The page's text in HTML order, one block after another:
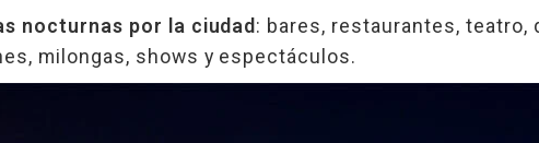
nocturnas por la ciudad : bares, restaurantes, teatro,
milongas, shows y espectáculos.